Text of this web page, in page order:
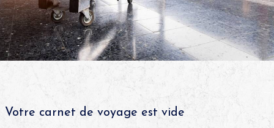
Votre carnet de voyage est vide